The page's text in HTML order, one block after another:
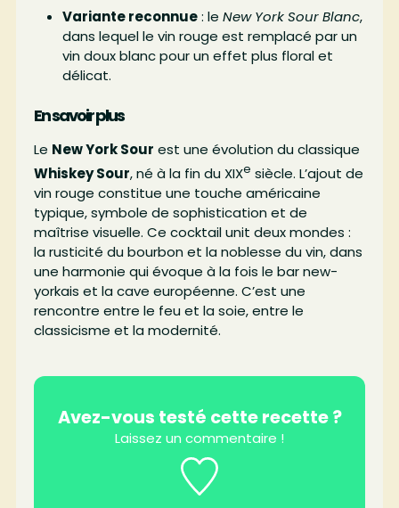
Variante reconnue: le New York Sour Blanc,
dans lequel le vin rouge est remplacé par un
vin doux blanc pour un effet plus floral et
délicat.
En savoir plus
Le New York Sour est une évolution du classique
Whiskey Sour, né à la fin du XIXe siècle. L’ajout de
vin rouge constitue une touche américaine
typique, symbole de sophistication et de
maîtrise visuelle. Ce cocktail unit deux mondes :
la rusticité du bourbon et la noblesse du vin, dans
une harmonie qui évoque à la fois le bar new-
yorkais et la cave européenne. C’est une
rencontre entre le feu et la soie, entre le
classicisme et la modernité.
Avez-vous testé cette recette ?
Laissez un commentaire !